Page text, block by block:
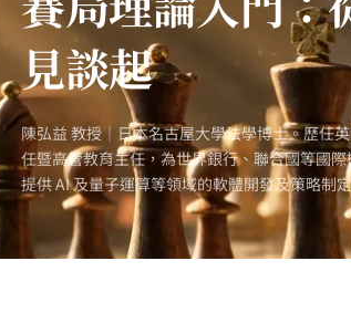
見談起
陳弘益 教授｜日本名古屋大學法學博士。歷任
任暨高管教育主任，為世界銀行、聯合國等國
提供 AI 及量子運算等領域的軟體開發及策略制